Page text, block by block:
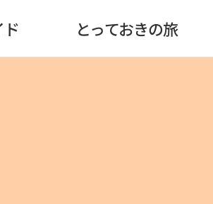
とっておきの旅